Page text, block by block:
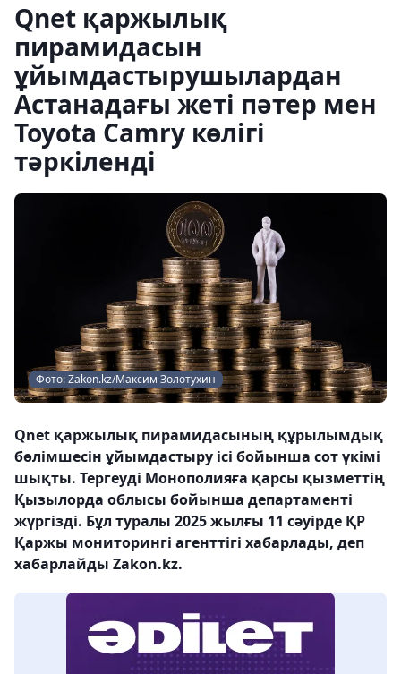
Qnet қаржылық
пирамидасын
ұйымдастырушылардан
Астанадағы жеті пәтер мен
Toyota Camry көлігі
тәркіленді
Фото: Zakon.kz/Максим Золотухин
Qnet қаржылық пирамидасының құрылымдық
бөлімшесін ұйымдастыру ісі бойынша сот үкімі
шықты. Тергеуді Монополияға қарсы қызметтің
Қызылорда облысы бойынша департаменті
жүргізді. Бұл туралы 2025 жылғы 11 сәуірде ҚР
Қаржы мониторингі агенттігі хабарлады, деп
хабарлайды Zakon.kz.